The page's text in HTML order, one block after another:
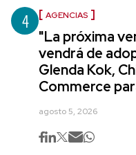
4 AGENCIAS
"La próxima
vendrá de
Glenda Kok,
Commerce
agosto 5, 2026